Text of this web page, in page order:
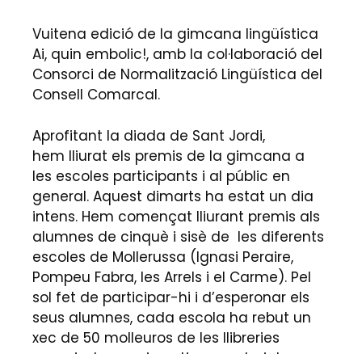
Vuitena edició de la gimcana lingüística
Ai, quin embolic!, amb la col·laboració del
Consorci de Normalització Lingüística del
Consell Comarcal.
Aprofitant la diada de Sant Jordi,
hem lliurat els premis de la gimcana a
les escoles participants i al públic en
general. Aquest dimarts ha estat un dia
intens. Hem començat lliurant premis als
alumnes de cinquè i sisè de les diferents
escoles de Mollerussa (Ignasi Peraire,
Pompeu Fabra, les Arrels i el Carme). Pel
sol fet de participar-hi i d’esperonar els
seus alumnes, cada escola ha rebut un
xec de 50 molleuros de les llibreries